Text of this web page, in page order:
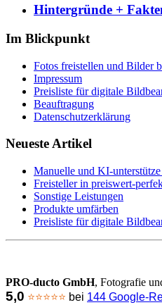
Hintergründe +
Im Blickpunkt
Fotos freistellen und Bilder
Impressum
Preisliste für digitale
Beauftragung
Datenschutzerklärung
Neueste Artikel
Manuelle und KI-
Freisteller in preiswert-
Sonstige Leistungen
Produkte umfärben
Preisliste für digitale
PRO-ducto GmbH, Fotografie
5,0 ⭐⭐⭐⭐⭐ bei 144 Google-